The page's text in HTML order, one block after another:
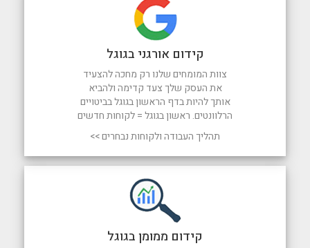
קידום ממומן בגוגל
קידום אורגני בגוגל
צוות המומחים שלנו רק מחכה להצעיד
את העסק שלך צעד קדימה ולהביא
אותך להיות בדף הראשון בגוגל בביטויים
הרלוונטים. ראשון בגוגל = לקוחות חדשים
תהליך העבודה ולקוחות נבחרים >>